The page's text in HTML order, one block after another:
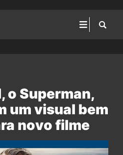
o Superman,
um visual bem
novo filme